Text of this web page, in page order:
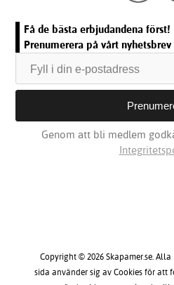
Få de bästa erbjudandena först!
Prenumerera på vårt nyhetsbrev
Genom att bli medlem
Copyright © 2026 Skapamer.se.
sida använder sig av Cookies för att